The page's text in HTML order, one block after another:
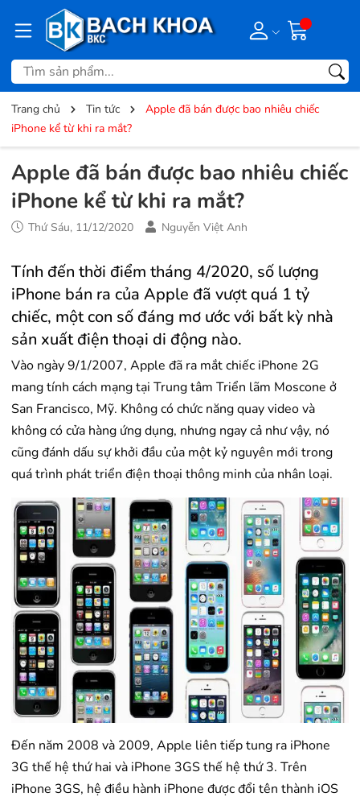
Trang chủ Tin tức
Apple đã bán được bao nhiêu chiếc
iPhone kể từ khi ra mắt?
Apple đã bán được bao nhiêu chiếc
iPhone kể từ khi ra mắt?
Thứ Sáu, 11/12/2020 Nguyễn Việt Anh
Tính đến thời điểm tháng 4/2020, số lượng
iPhone bán ra của Apple đã vượt quá 1 tỷ
chiếc, một con số đáng mơ ước với bất kỳ nhà
sản xuất điện thoại di động nào.
Vào ngày 9/1/2007, Apple đã ra mắt chiếc iPhone 2G
mang tính cách mạng tại Trung tâm Triển lãm Moscone ở
San Francisco, Mỹ. Không có chức năng quay video và
không có cửa hàng ứng dụng, nhưng ngay cả như vậy, nó
cũng đánh dấu sự khởi đầu của một kỷ nguyên mới trong
quá trình phát triển điện thoại thông minh của nhân loại.
Đến năm 2008 và 2009, Apple liên tiếp tung ra iPhone
3G thế hệ thứ hai và iPhone 3GS thế hệ thứ 3. Trên
iPhone 3GS, hệ điều hành iPhone được đổi tên thành iOS